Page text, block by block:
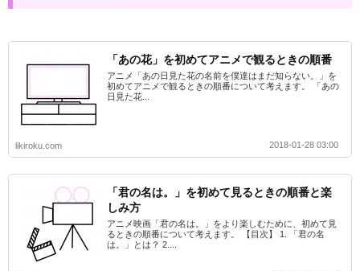
「あの花」を初めてアニメで観るときの順番
アニメ「あの日見た花の名前を僕達はまだ知らない。」を
初めてアニメで観るときの順番について考えます。 「あの
日見た花...
likiroku.com 2018-01-28 03:00
「君の名は。」を初めて見るときの順番と楽
しみ方
アニメ映画「君の名は。」をより楽しむために、初めて見
るときの順番について考えます。 【目次】 1. 「君の名
は。」とは？ 2....